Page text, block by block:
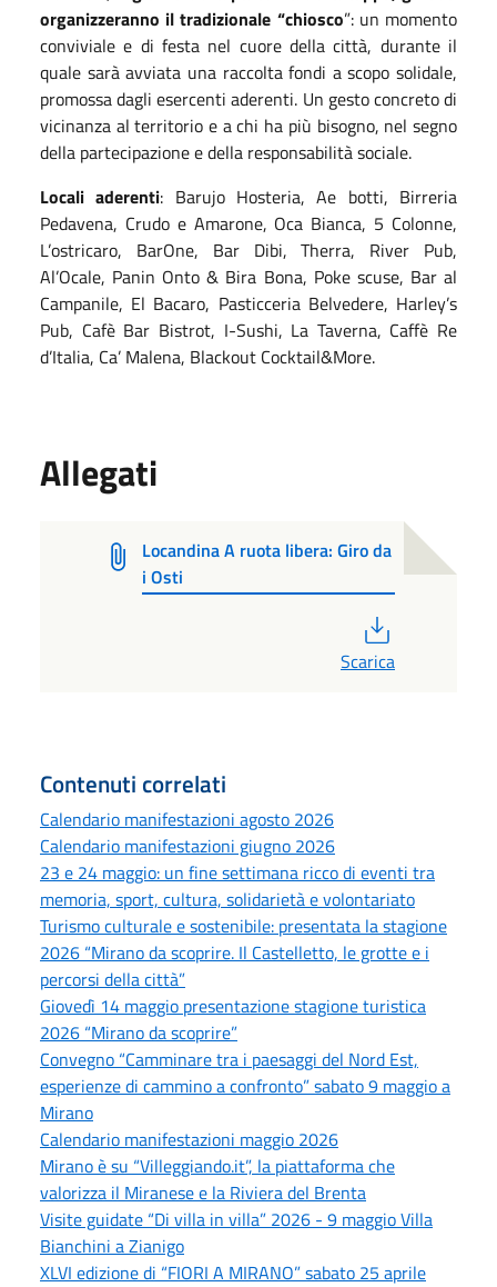
organizzeranno il tradizionale “chiosco”: un momento
conviviale e di festa nel cuore della città, durante il
quale sarà avviata una raccolta fondi a scopo solidale,
promossa dagli esercenti aderenti. Un gesto concreto di
vicinanza al territorio e a chi ha più bisogno, nel segno
della partecipazione e della responsabilità sociale.
Locali aderenti: Barujo Hosteria, Ae botti, Birreria
Pedavena, Crudo e Amarone, Oca Bianca, 5 Colonne,
L’ostricaro, BarOne, Bar Dibi, Therra, River Pub,
Al’Ocale, Panin Onto & Bira Bona, Poke scuse, Bar al
Campanile, El Bacaro, Pasticceria Belvedere, Harley’s
Pub, Cafè Bar Bistrot, I-Sushi, La Taverna, Caffè Re
d’Italia, Ca’ Malena, Blackout Cocktail&More.
Allegati
Locandina A ruota libera: Giro da
i Osti
Scarica
Contenuti correlati
Calendario manifestazioni agosto 2026
Calendario manifestazioni giugno 2026
23 e 24 maggio: un fine settimana ricco di eventi tra
memoria, sport, cultura, solidarietà e volontariato
Turismo culturale e sostenibile: presentata la stagione
2026 “Mirano da scoprire. Il Castelletto, le grotte e i
percorsi della città”
Giovedì 14 maggio presentazione stagione turistica
2026 “Mirano da scoprire”
Convegno “Camminare tra i paesaggi del Nord Est,
esperienze di cammino a confronto” sabato 9 maggio a
Mirano
Calendario manifestazioni maggio 2026
Mirano è su “Villeggiando.it”, la piattaforma che
valorizza il Miranese e la Riviera del Brenta
Visite guidate “Di villa in villa” 2026 - 9 maggio Villa
Bianchini a Zianigo
XLVI edizione di “FIORI A MIRANO” sabato 25 aprile